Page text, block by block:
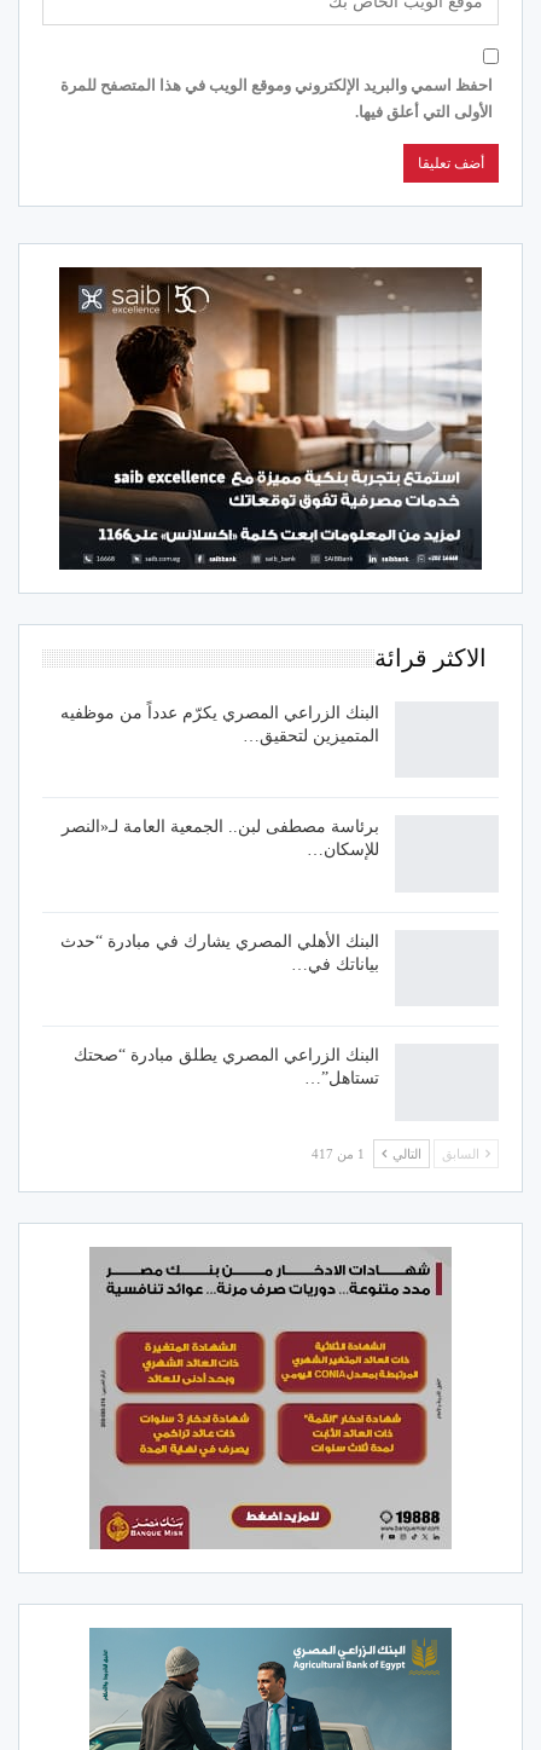
احفظ اسمي والبريد الإلكتروني وموقع الويب في هذا المتصفح للمرة
الأولى التي أعلق فيها.
الاكثر قرائة
البنك الزراعي المصري يكرّم عدداً من موظفيه
المتميزين لتحقيق…
برئاسة مصطفى لبن.. الجمعية العامة لـ«النصر
للإسكان…
البنك الأهلي المصري يشارك في مبادرة “حدث
بياناتك في…
البنك الزراعي المصري يطلق مبادرة “صحتك
تستاهل”…
السابق التالي 1 من 417